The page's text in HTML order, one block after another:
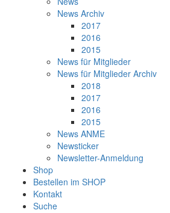
News Archiv
2017
2016
2015
News für Mitglieder
News für Mitglieder Archiv
2018
2017
2016
2015
News ANME
Newsticker
Newsletter-Anmeldung
Shop
Bestellen im SHOP
Kontakt
Suche